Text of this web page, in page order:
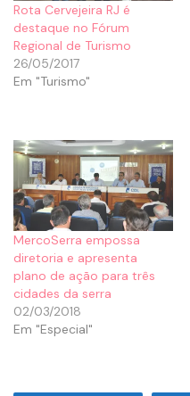
Rota Cervejeira RJ é
destaque no Fórum
Regional de Turismo
26/05/2017
Em "Turismo"
MercoSerra empossa
diretoria e apresenta
plano de ação para três
cidades da serra
02/03/2018
Em "Especial"